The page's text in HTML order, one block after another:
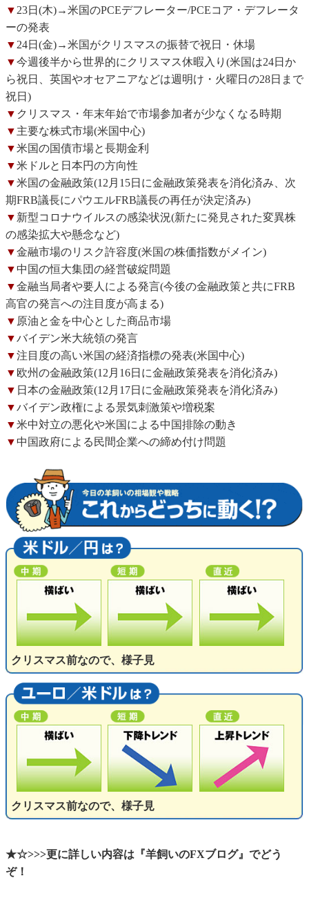
▼23日(木)→米国のPCEデフレーター/PCEコア・デフレータ
ーの発表
▼24日(金)→米国がクリスマスの振替で祝日・休場
▼今週後半から世界的にクリスマス休暇入り(米国は24日か
ら祝日、英国やオセアニアなどは週明け・火曜日の28日まで
祝日)
▼ クリスマス・年末年始で市場参加者が少なくなる時期
▼ 主要な株式市場(米国中心)
▼米国の国債市場と長期金利
▼米ドルと日本円の方向性
▼米国の金融政策(12月15日に金融政策発表を消化済み、次
期FRB議長にパウエルFRB議長の再任が決定済み)
▼ 新型コロナウイルスの感染状況(新たに発見された変異株
の感染拡大や懸念など)
▼金融市場のリスク許容度(米国の株価指数がメイン)
▼ 中国の恒大集団の経営破綻問題
▼金融当局者や要人による発言(今後の金融政策と共にFRB
高官の発言への注目度が高まる)
▼ 原油と金を中心とした商品市場
▼バイデン米大統領の発言
▼注目度の高い米国の経済指標の発表(米国中心)
▼ 欧州の金融政策(12月16日に金融政策発表を消化済み)
▼ 日本の金融政策(12月17日に金融政策発表を消化済み)
▼バイデン政権による景気刺激策や増税案
▼米中対立の悪化や米国による中国排除の動き
▼ 中国政府による民間企業への締め付け問題
クリスマス前なので、様子見
クリスマス前なので、様子見
★☆>>>更に詳しい内容は『羊飼いのFXブログ』でどう
ぞ！